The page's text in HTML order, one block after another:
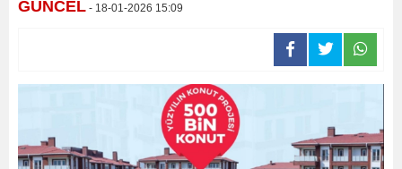
GÜNCEL - 18-01-2026 15:09